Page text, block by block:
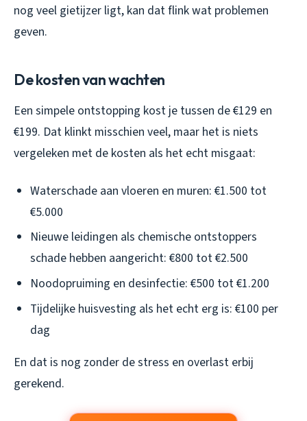
nog veel gietijzer ligt, kan dat flink wat problemen
geven.
De kosten van wachten
Een simpele ontstopping kost je tussen de €129 en
€199. Dat klinkt misschien veel, maar het is niets
vergeleken met de kosten als het echt misgaat:
Waterschade aan vloeren en muren: €1.500 tot
€5.000
Nieuwe leidingen als chemische ontstoppers
schade hebben aangericht: €800 tot €2.500
Noodopruiming en desinfectie: €500 tot €1.200
Tijdelijke huisvesting als het echt erg is: €100 per
dag
En dat is nog zonder de stress en overlast erbij
gerekend.